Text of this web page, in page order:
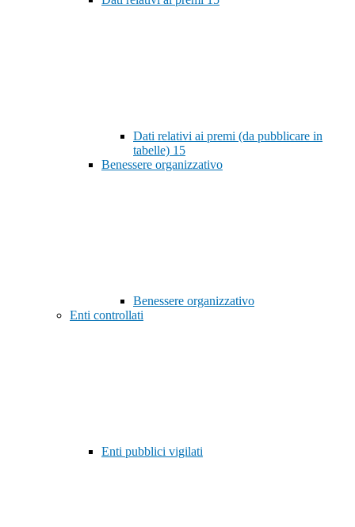
Dati relativi ai premi (da pubblicare in
tabelle) 15
Benessere organizzativo
Benessere organizzativo
Enti controllati
Enti pubblici vigilati